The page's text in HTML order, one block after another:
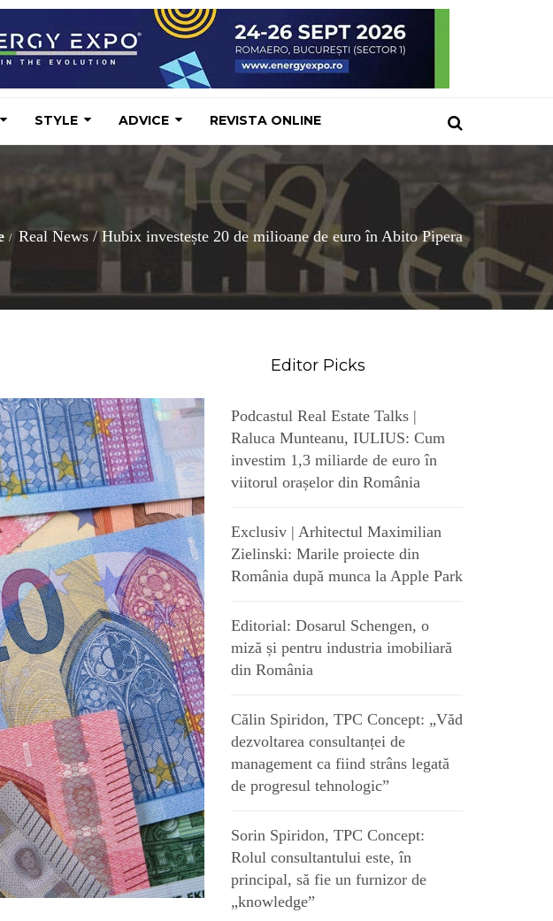
STYLE ADVICE REVISTA ONLINE
Real News /Hubix investește 20 de milioane de euro în Abito Pipera
Editor Picks
Podcastul Real Estate Talks |
Raluca Munteanu, IULIUS: Cum
investim 1,3 miliarde de euro în
viitorul orașelor din România
Exclusiv | Arhitectul Maximilian
Zielinski: Marile proiecte din
România după munca la Apple Park
Editorial: Dosarul Schengen, o
miză și pentru industria imobiliară
din România
Călin Spiridon, TPC Concept: „Văd
dezvoltarea consultanței de
management ca fiind strâns legată
de progresul tehnologic”
Sorin Spiridon, TPC Concept:
Rolul consultantului este, în
principal, să fie un furnizor de
„knowledge”